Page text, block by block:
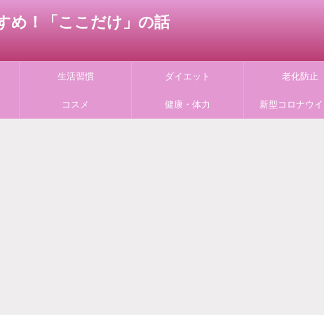
め！「ここだけ」の話
生活習慣 ダイエット 老化防止
コスメ 健康・体力 新型コロナウ